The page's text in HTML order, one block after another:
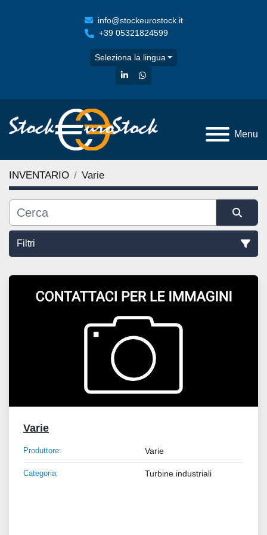
info@stockeurostock.it
+39 05321824599
Seleziona la lingua
linkedinwhatsapp
Menu
INVENTARIO Varie
Filtri
Tutte le categorie
Varie
Produttore: Varie
Categoria: Turbine industriali